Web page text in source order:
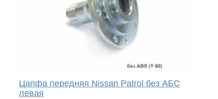
Цапфа передняя Nissan Patrol без АБС
левая